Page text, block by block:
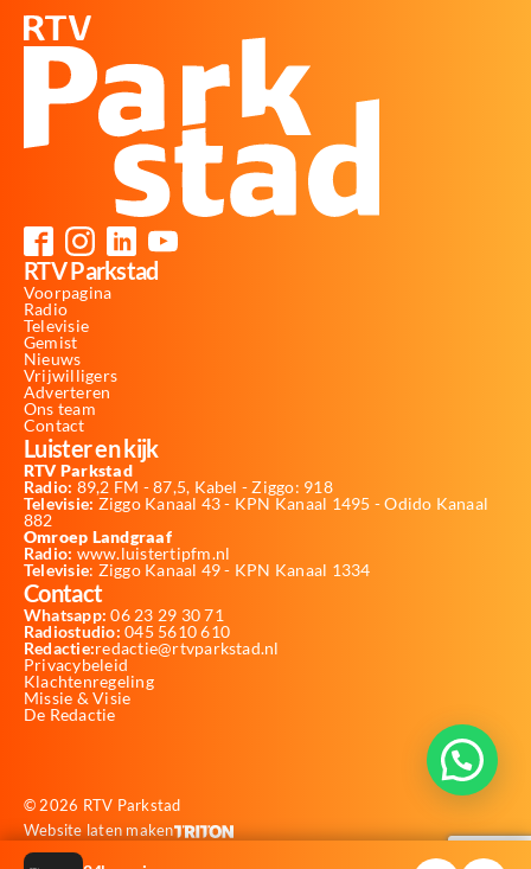
RTV Parkstad
Voorpagina
Radio
Televisie
Gemist
Nieuws
Vrijwilligers
Adverteren
Ons team
Contact
Luister en kijk
RTV Parkstad
Radio: 89,2 FM - 87,5, Kabel - Ziggo: 918
Televisie: Ziggo Kanaal 43 - KPN Kanaal 1495 - Odido Kanaal
882
Omroep Landgraaf
Radio: www.luistertipfm.nl
Televisie: Ziggo Kanaal 49 - KPN Kanaal 1334
Contact
Whatsapp: 06 23 29 30 71
Radiostudio: 045 5610 610
Redactie:redactie@rtvparkstad.nl
Privacybeleid
Klachtenregeling
Missie & Visie
De Redactie
© 2026 RTV Parkstad
Website laten maken